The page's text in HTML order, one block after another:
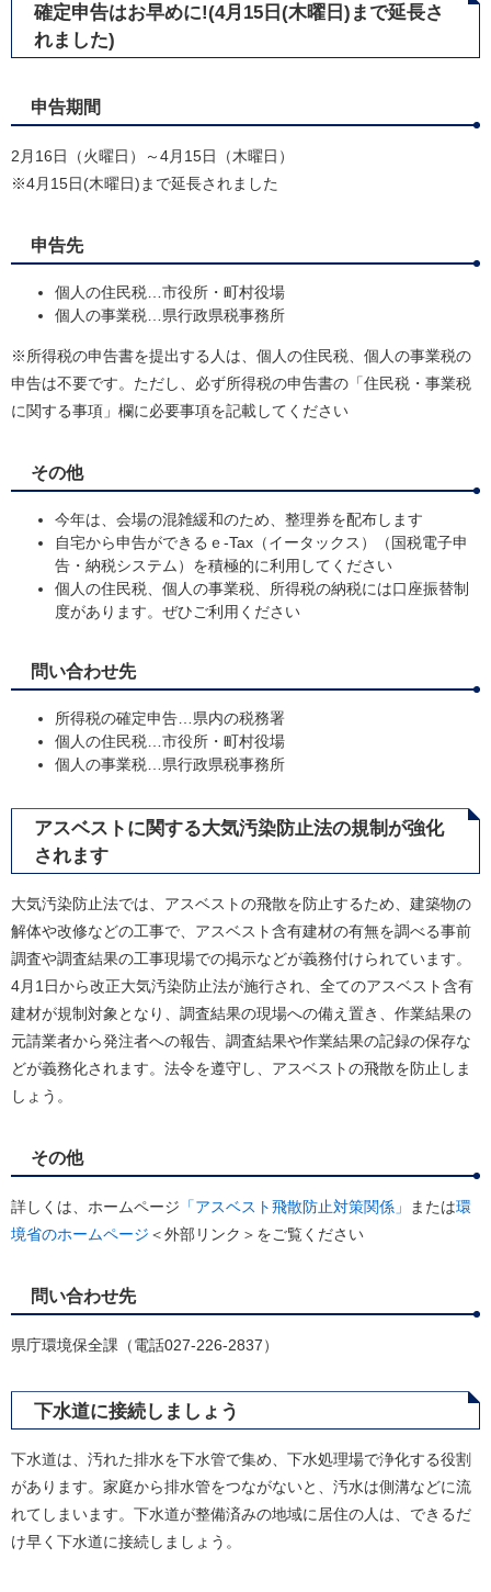
確定申告はお早めに!(4月15日(木曜日)まで延長さ
れました)
申告期間
2月16日（火曜日）～4月15日（木曜日）
※4月15日(木曜日)まで延長されました
申告先
個人の住民税…市役所・町村役場
個人の事業税…県行政県税事務所
※所得税の申告書を提出する人は、個人の住民税、個人の事業税の
申告は不要です。ただし、必ず所得税の申告書の「住民税・事業税
に関する事項」欄に必要事項を記載してください
その他
今年は、会場の混雑緩和のため、整理券を配布します
自宅から申告ができるｅ-Tax（イータックス）（国税電子申
告・納税システム）を積極的に利用してください
個人の住民税、個人の事業税、所得税の納税には口座振替制
度があります。ぜひご利用ください
問い合わせ先
所得税の確定申告…県内の税務署
個人の住民税…市役所・町村役場
個人の事業税…県行政県税事務所
アスベストに関する大気汚染防止法の規制が強化
されます
大気汚染防止法では、アスベストの飛散を防止するため、建築物の
解体や改修などの工事で、アスベスト含有建材の有無を調べる事前
調査や調査結果の工事現場での掲示などが義務付けられています。
4月1日から改正大気汚染防止法が施行され、全てのアスベスト含有
建材が規制対象となり、調査結果の現場への備え置き、作業結果の
元請業者から発注者への報告、調査結果や作業結果の記録の保存な
どが義務化されます。法令を遵守し、アスベストの飛散を防止しま
しょう。
その他
詳しくは、ホームページ 「アスベスト飛散防止対策関係」 または環
境省のホームページ ＜外部リンク＞ をご覧ください
問い合わせ先
県庁環境保全課（電話027-226-2837）
下水道に接続しましょう
下水道は、汚れた排水を下水管で集め、下水処理場で浄化する役割
があります。家庭から排水管をつながないと、汚水は側溝などに流
れてしまいます。下水道が整備済みの地域に居住の人は、できるだ
け早く下水道に接続しましょう。